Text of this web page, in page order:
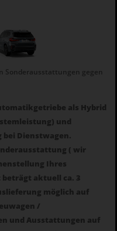
Sonderausstattungen gegen
als Hybrid
und
bei Dienstwagen.
( wir
Ihres
beträgt aktuell ca. 3
möglich auf
/
und Ausstattungen auf